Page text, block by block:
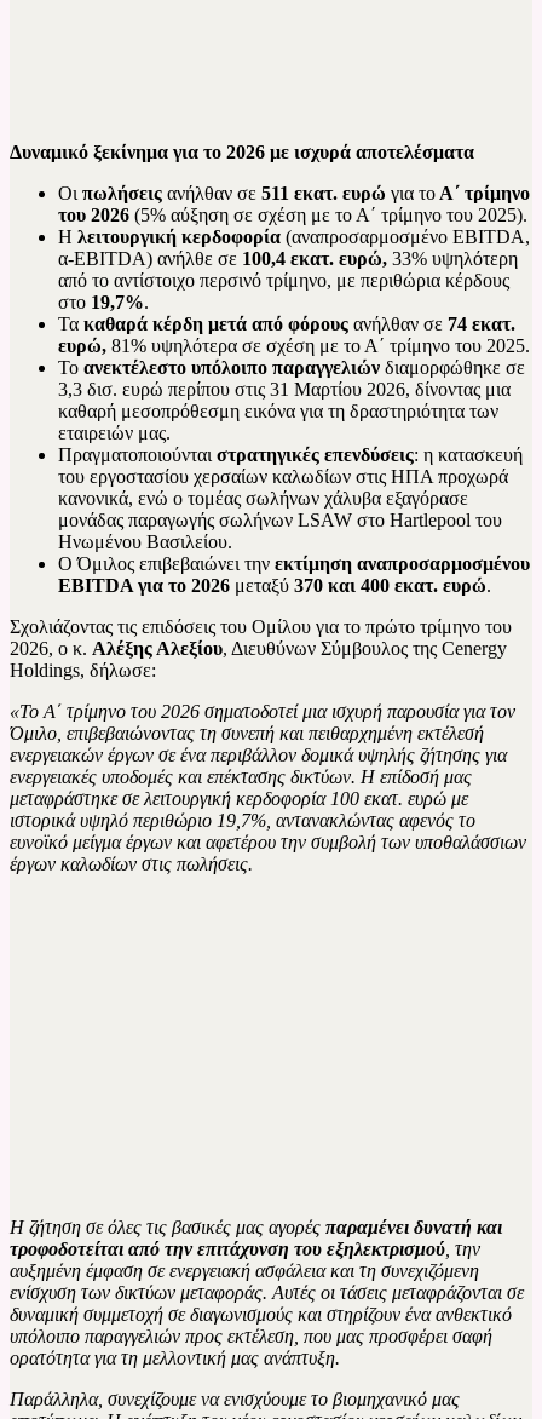
Δυναμικό ξεκίνημα για το 2026 με ισχυρά αποτελέσματα
Οιπωλήσεις ανήλθαν σε 511 εκατ. ευρώ για τοΑ΄ τρίμηνο
του 2026 (5% αύξηση σε σχέση με το Α΄ τρίμηνο του 2025).
Η λειτουργική κερδοφορία (αναπροσαρμοσμένο EBITDA,
α-EBITDA) ανήλθε σε 100,4 εκατ. ευρώ, 33% υψηλότερη
από το αντίστοιχο περσινό τρίμηνο, με περιθώρια κέρδους
στο 19,7%.
Τα καθαρά κέρδη μετά από φόρους ανήλθαν σε 74 εκατ.
ευρώ, 81% υψηλότερα σε σχέση με το Α΄ τρίμηνο του 2025.
Το ανεκτέλεστο υπόλοιπο παραγγελιών διαμορφώθηκε σε
3,3 δισ. ευρώ περίπου στις 31 Μαρτίου 2026, δίνοντας μια
καθαρή μεσοπρόθεσμη εικόνα για τη δραστηριότητα των
εταιρειών μας.
Πραγματοποιούνταιστρατηγικές επενδύσεις: η κατασκευή
του εργοστασίου χερσαίων καλωδίων στις ΗΠΑ προχωρά
κανονικά, ενώ ο τομέας σωλήνων χάλυβα εξαγόρασε
μονάδας παραγωγής σωλήνων LSAW στο Hartlepool του
Ηνωμένου Βασιλείου.
Ο Όμιλος επιβεβαιώνει την εκτίμηση αναπροσαρμοσμένου
EBITDAγια το 2026 μεταξύ 370 και 400 εκατ. ευρώ.
Σχολιάζοντας τις επιδόσεις του Ομίλου για το πρώτο τρίμηνο του
2026, ο κ. Αλέξης Αλεξίου, Διευθύνων Σύμβουλος της Cenergy
Holdings, δήλωσε:
«Το Α΄ τρίμηνο του 2026 σηματοδοτεί μια ισχυρή παρουσία για τον
Όμιλο, επιβεβαιώνοντας τη συνεπή και πειθαρχημένη εκτέλεσή
ενεργειακών έργων σε ένα περιβάλλον δομικά υψηλής ζήτησης για
ενεργειακές υποδομές και επέκτασης δικτύων. Η επίδοσή μας
μεταφράστηκε σε λειτουργική κερδοφορία 100 εκατ. ευρώ με
ιστορικά υψηλό περιθώριο 19,7%, αντανακλώντας αφενός το
ευνοϊκό μείγμα έργων και αφετέρου την συμβολή των υποθαλάσσιων
έργων καλωδίων στις πωλήσεις.
Η ζήτηση σε όλες τις βασικές μας αγορές παραμένει δυνατή και
τροφοδοτείται από την επιτάχυνση του εξηλεκτρισμού, την
αυξημένη έμφαση σε ενεργειακή ασφάλεια και τη συνεχιζόμενη
ενίσχυση των δικτύων μεταφοράς. Αυτές οι τάσεις μεταφράζονται σε
δυναμική συμμετοχή σε διαγωνισμούς και στηρίζουν ένα ανθεκτικό
υπόλοιπο παραγγελιών προς εκτέλεση, που μας προσφέρει σαφή
ορατότητα για τη μελλοντική μας ανάπτυξη.
Παράλληλα, συνεχίζουμε να ενισχύουμε το βιομηχανικό μας